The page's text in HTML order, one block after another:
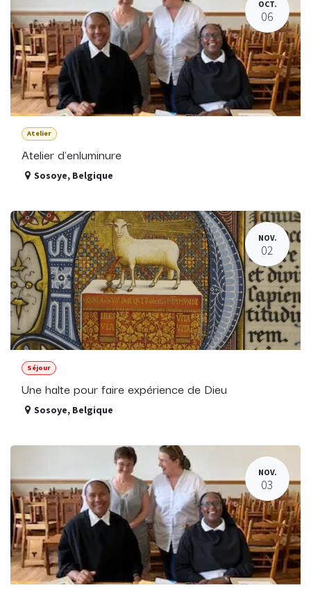
OCT.
06
Atelier
Atelier d'enluminure
Sosoye, Belgique
NOV.
02
Séjour
Une halte pour faire expérience de Dieu
Sosoye, Belgique
NOV.
03